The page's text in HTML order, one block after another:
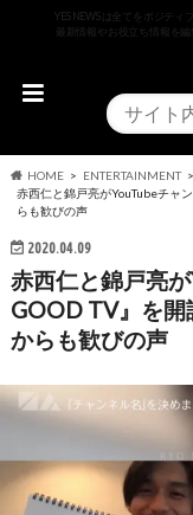
YESNEWSは全てをポジティ
最新情報やお役立ち情報を
HOME
ENTERTAINMENT
赤西仁と錦戸亮がYouTubeチャ
らも歓びの声
2020.04.09
赤西仁と錦戸亮
GOOD TV』を開
からも歓びの声